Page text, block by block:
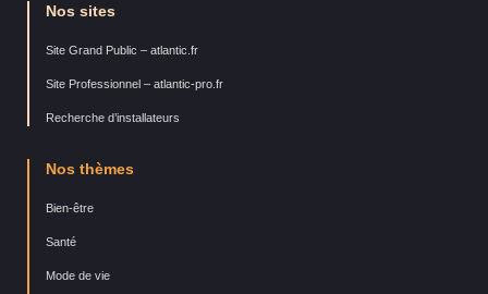
Nos sites
Site Grand Public – atlantic.fr
Site Professionnel – atlantic-pro.fr
Recherche d’installateurs
Nos thèmes
Bien-être
Santé
Mode de vie